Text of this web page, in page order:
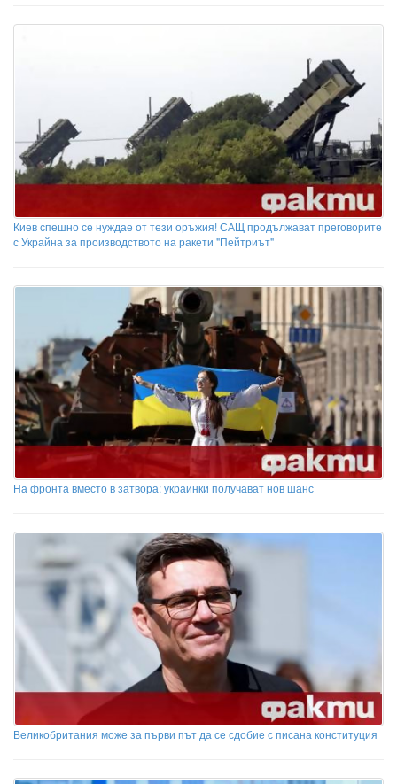
Киев спешно се нуждае от тези оръжия! САЩ продължават преговорите
с Украйна за производството на ракети "Пейтриът"
На фронта вместо в затвора: украинки получават нов шанс
Великобритания може за първи път да се сдобие с писана конституция